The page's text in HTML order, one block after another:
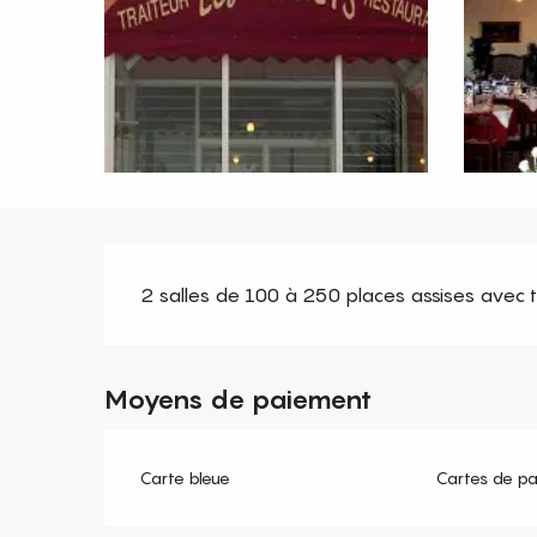
Description
2 salles de 100 à 250 places assises avec
Moyens de paiement
Carte bleue Cartes de